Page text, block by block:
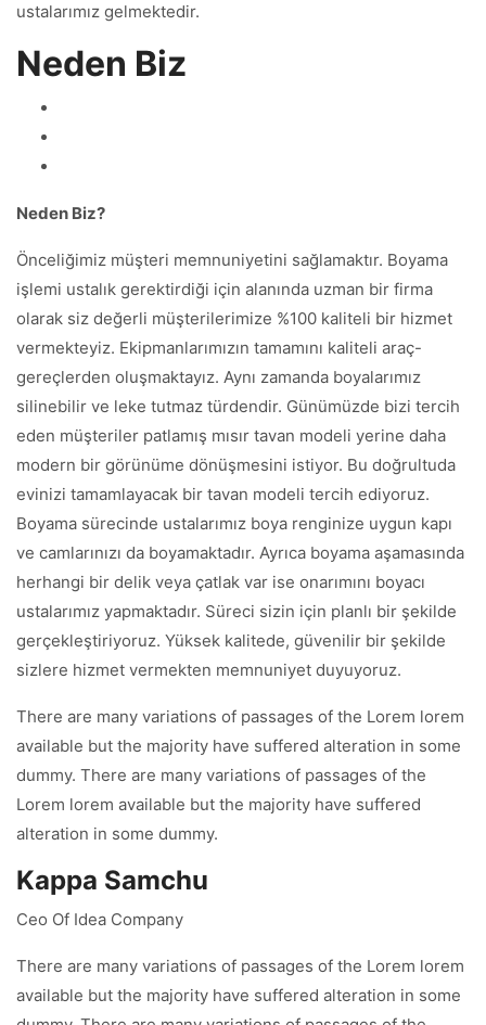
ustalarımız gelmektedir.
Neden Biz
Neden Biz?
Önceliğimiz müşteri memnuniyetini sağlamaktır. Boyama
işlemi ustalık gerektirdiği için alanında uzman bir firma
olarak siz değerli müşterilerimize %100 kaliteli bir hizmet
vermekteyiz. Ekipmanlarımızın tamamını kaliteli araç-
gereçlerden oluşmaktayız. Aynı zamanda boyalarımız
silinebilir ve leke tutmaz türdendir. Günümüzde bizi tercih
eden müşteriler patlamış mısır tavan modeli yerine daha
modern bir görünüme dönüşmesini istiyor. Bu doğrultuda
evinizi tamamlayacak bir tavan modeli tercih ediyoruz.
Boyama sürecinde ustalarımız boya renginize uygun kapı
ve camlarınızı da boyamaktadır. Ayrıca boyama aşamasında
herhangi bir delik veya çatlak var ise onarımını boyacı
ustalarımız yapmaktadır. Süreci sizin için planlı bir şekilde
gerçekleştiriyoruz. Yüksek kalitede, güvenilir bir şekilde
sizlere hizmet vermekten memnuniyet duyuyoruz.
There are many variations of passages of the Lorem lorem
available but the majority have suffered alteration in some
dummy. There are many variations of passages of the
Lorem lorem available but the majority have suffered
alteration in some dummy.
Kappa Samchu
Ceo Of Idea Company
There are many variations of passages of the Lorem lorem
available but the majority have suffered alteration in some